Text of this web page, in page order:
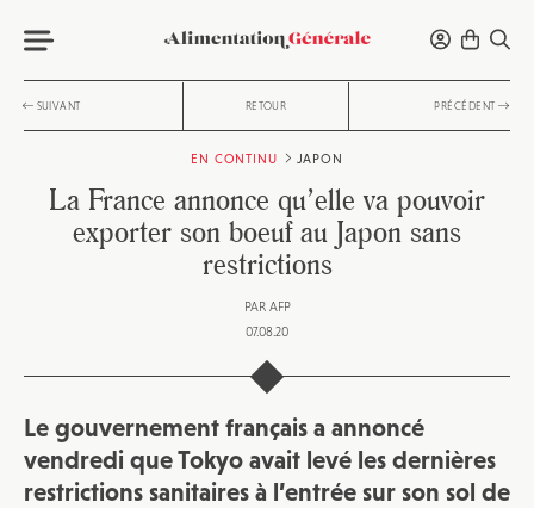
SUIVANT RETOUR PRÉCÉDENT
EN CONTINU JAPON
La France annonce qu’elle va pouvoir
exporter son boeuf au Japon sans
restrictions
PAR AFP
07.08.20
Le gouvernement français a annoncé
vendredi que Tokyo avait levé les dernières
restrictions sanitaires à l’entrée sur son sol de